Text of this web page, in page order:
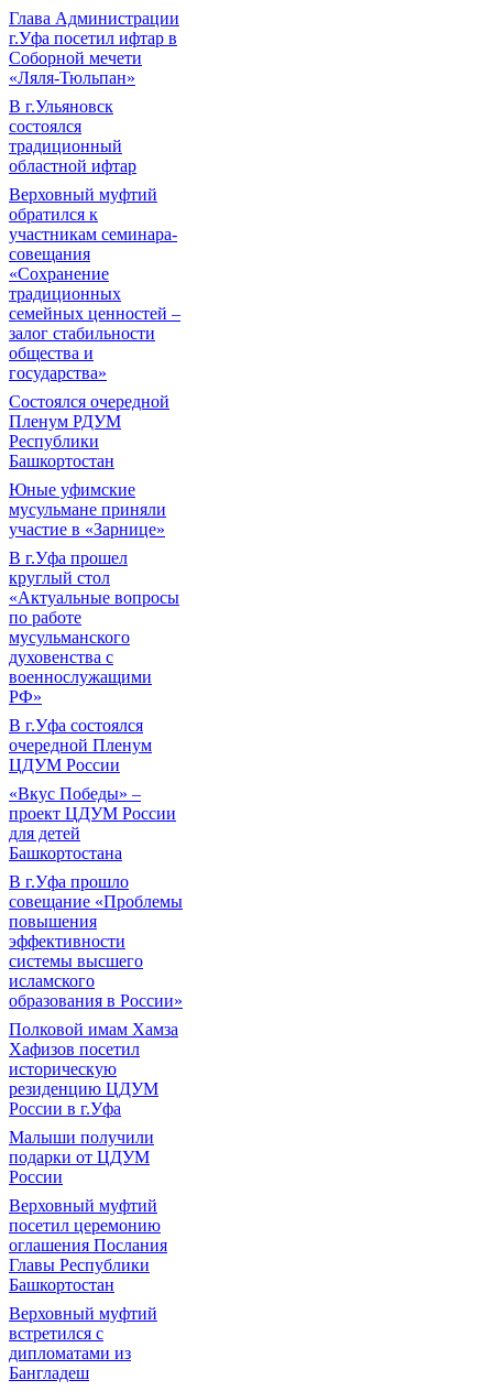
Глава Администрации
г.Уфа посетил ифтар в
Соборной мечети
«Ляля-Тюльпан»
В г.Ульяновск
состоялся
традиционный
областной ифтар
Верховный муфтий
обратился к
участникам семинара-
совещания
«Сохранение
традиционных
семейных ценностей –
залог стабильности
общества и
государства»
Состоялся очередной
Пленум РДУМ
Республики
Башкортостан
Юные уфимские
мусульмане приняли
участие в «Зарнице»
В г.Уфа прошел
круглый стол
«Актуальные вопросы
по работе
мусульманского
духовенства с
военнослужащими
РФ»
В г.Уфа состоялся
очередной Пленум
ЦДУМ России
«Вкус Победы» –
проект ЦДУМ России
для детей
Башкортостана
В г.Уфа прошло
совещание «Проблемы
повышения
эффективности
системы высшего
исламского
образования в России»
Полковой имам Хамза
Хафизов посетил
историческую
резиденцию ЦДУМ
России в г.Уфа
Малыши получили
подарки от ЦДУМ
России
Верховный муфтий
посетил церемонию
оглашения Послания
Главы Республики
Башкортостан
Верховный муфтий
встретился с
дипломатами из
Бангладеш